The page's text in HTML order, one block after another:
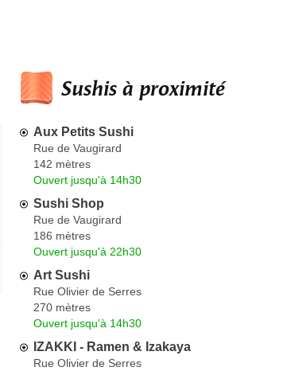
Sushis à proximité
Aux Petits Sushi
Rue de Vaugirard
142 mètres
Ouvert jusqu'à 14h30
Sushi Shop
Rue de Vaugirard
186 mètres
Ouvert jusqu'à 22h30
Art Sushi
Rue Olivier de Serres
270 mètres
Ouvert jusqu'à 14h30
IZAKKI - Ramen & Izakaya
Rue Olivier de Serres